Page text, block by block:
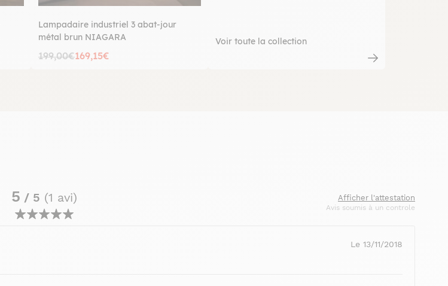
Lampadaire industriel 3 abat-jour
métal brun NIAGARA
199,00€169,15€
Voir toute la collection
5 / 5 (1 avi) Afficher l'attestation
Avis soumis à un controle
Le 13/11/2018